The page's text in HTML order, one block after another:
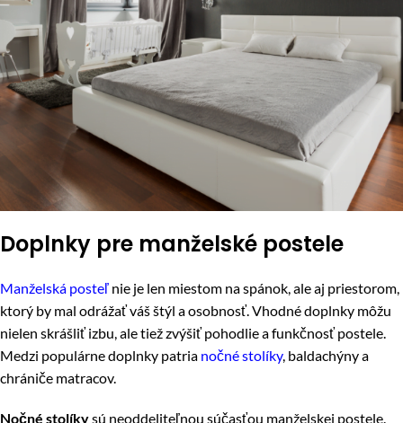
Doplnky pre manželské postele
Manželská posteľ nie je len miestom na spánok, ale aj priestorom,
ktorý by mal odrážať váš štýl a osobnosť. Vhodné doplnky môžu
nielen skrášliť izbu, ale tiež zvýšiť pohodlie a funkčnosť postele.
Medzi populárne doplnky patria nočné stolíky, baldachýny a
chrániče matracov.
Nočné stolíkysú neoddeliteľnou súčasťou manželskej postele.